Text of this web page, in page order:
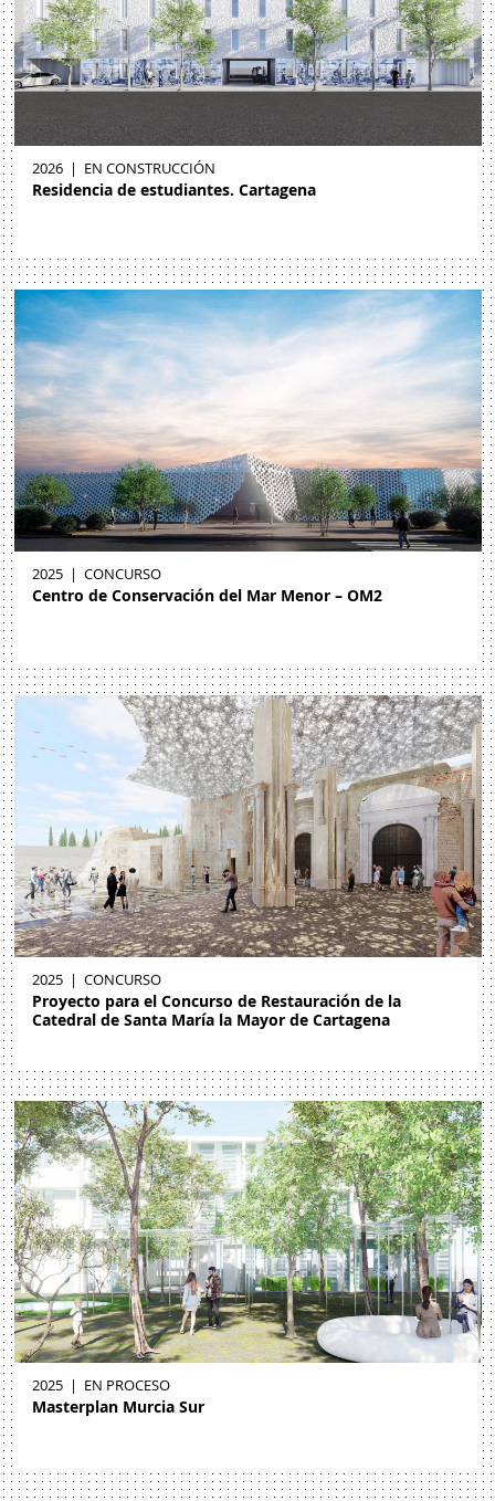
2026 EN CONSTRUCCIÓN
Residencia de estudiantes. Cartagena
2025 CONCURSO
Centro de Conservación del Mar Menor – OM2
2025 CONCURSO
Proyecto para el Concurso de Restauración de la
Catedral de Santa María la Mayor de Cartagena
2025 EN PROCESO
Masterplan Murcia Sur